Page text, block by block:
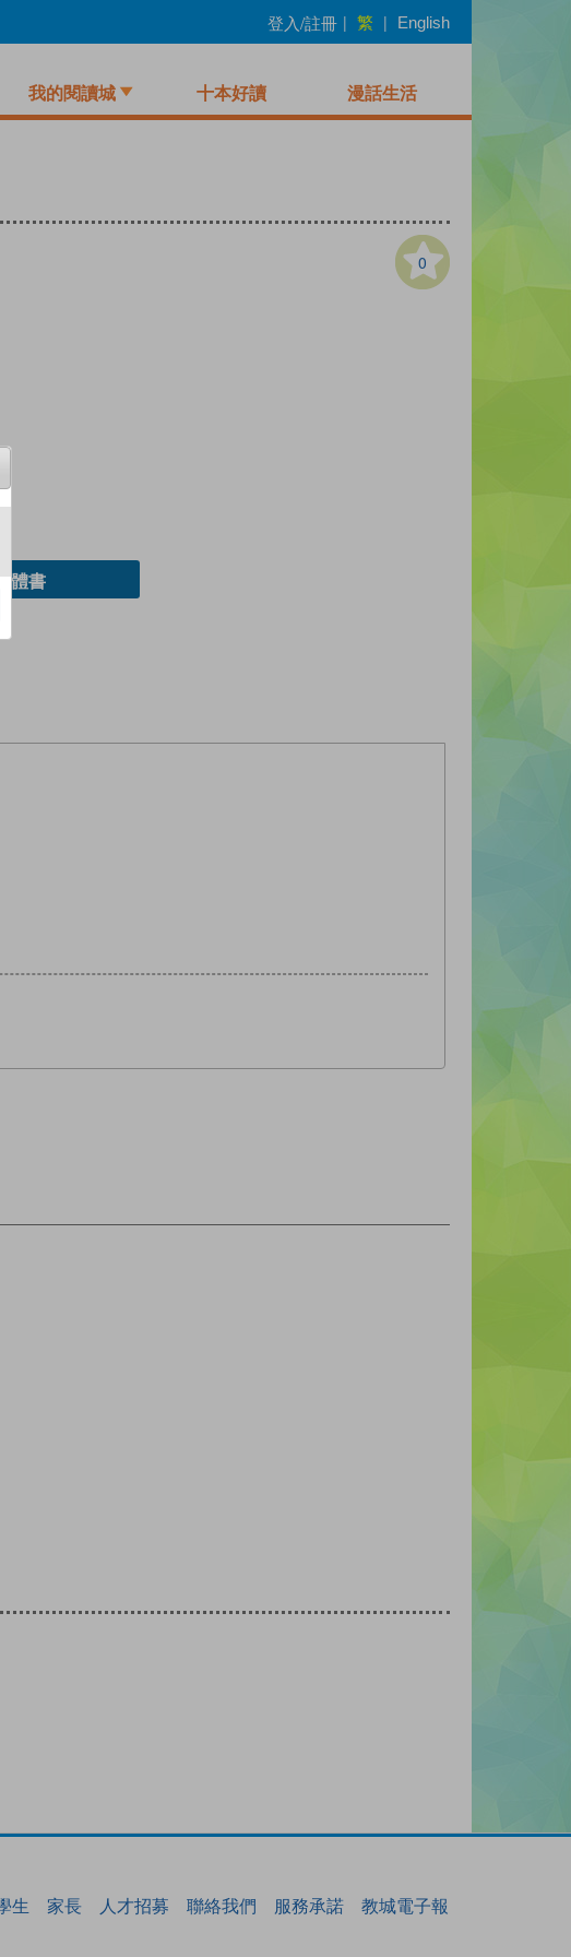
登入/註冊 | 繁 | English
我的閱讀城 十本好讀 漫話生活
0
體書
生 家長 人才招募 聯絡我們 服務承諾 教城電子報